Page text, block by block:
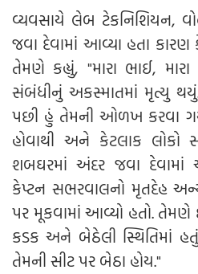
વ્યવસાયે લેબ ટેકનિશિયન,
જવા દેવામાં આવ્યા હતા
તેમણે કહ્યું, "મારા ભાઈ,
સંબંધીનું અકસ્માતમાં મૃત્યુ
પછી હું તેમની ઓળખ કરવા
હોવાથી અને કેટલાક લોકો
શબઘરમાં અંદર જવા દેવામાં
કેપ્ટન સભરવાલનો મૃતદેહ
પર મૂકવામાં આવ્યો હતો. તેમણે
કડક અને બેઠેલી સ્થિતિમાં
તેમની સીટ પર બેઠા હોય."